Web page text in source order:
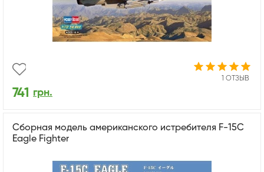
1 ОТЗЫВ
741 грн.
Сборная модель американского истребителя F-15C
Eagle Fighter